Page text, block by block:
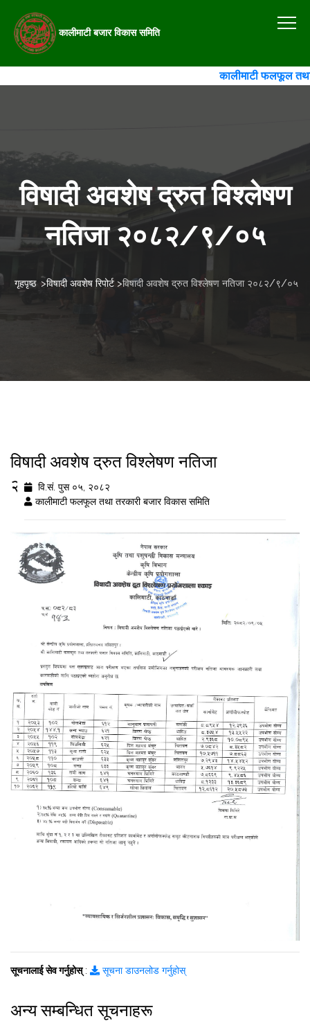
कालीमाटी बजार विकास समिति
कालीमाटी फलफूल तथा
विषादी अवशेष द्रुत विश्लेषण
नतिजा २०८२/९/०५
गृहपृष्ठ >विषादी अवशेष रिपोर्ट>विषादी अवशेष द्रुत विश्लेषण नतिजा २०८२/९/०५
विषादी अवशेष द्रुत विश्लेषण नतिजा
२०८२/९/०५
वि.सं. पुस ०५, २०८२
कालीमाटी फलफूल तथा तरकारी बजार विकास समिति
सूचनालाई सेव गर्नुहोस्: सूचना डाउनलोड गर्नुहोस्
अन्य सम्बन्धित सूचनाहरू